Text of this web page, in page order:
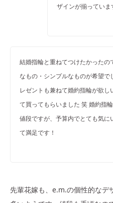
ザインが揃っていま
結婚指輪と重ねてつけたかったの
なもの・シンプルなものが希望で
レゼントも兼ねて婚約指輪が欲し
て買ってもらいました 笑 婚約指
値段ですが、予算内でとても気に
て満足です！
先輩花嫁も、e.m.の個性的なデ